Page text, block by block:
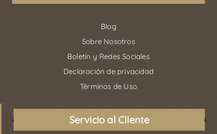
Blog
Sobre Nosotros
Boletín y Redes Sociales
Declaración de privacidad
Términos de Uso
Servicio al Cliente